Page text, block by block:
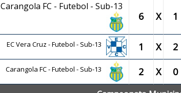
Carangola FC - Futebol - Sub-13
6 X 1
EC Vera Cruz - Futebol - Sub-13 1 X 2
Carangola FC - Futebol - Sub-13 2 X 0